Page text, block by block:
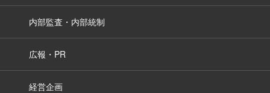
内部監査・内部統制
広報・PR
経営企画